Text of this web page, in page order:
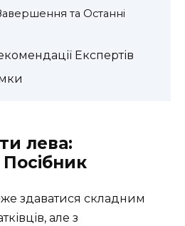
та Останні
Експертів
лева:
здаватися складним
але з